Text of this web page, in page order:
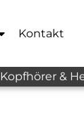
Kontakt
Kopfhörer &